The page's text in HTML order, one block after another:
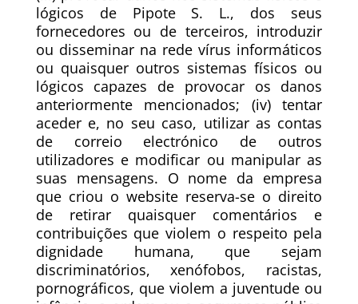
lógicos de Pipote S. L., dos seus
fornecedores ou de terceiros, introduzir
ou disseminar na rede vírus informáticos
ou quaisquer outros sistemas físicos ou
lógicos capazes de provocar os danos
anteriormente mencionados; (iv) tentar
aceder e, no seu caso, utilizar as contas
de correio electrónico de outros
utilizadores e modificar ou manipular as
suas mensagens. O nome da empresa
que criou o website reserva-se o direito
de retirar quaisquer comentários e
contribuições que violem o respeito pela
dignidade humana, que sejam
discriminatórios, xenófobos, racistas,
pornográficos, que violem a juventude ou